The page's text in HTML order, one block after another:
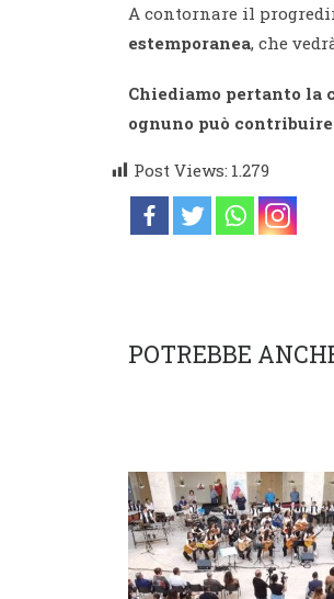
A contornare il
estemporanea, che
Chiediamo pertanto
ognuno può
Post Views: 1.279
POTREBBE